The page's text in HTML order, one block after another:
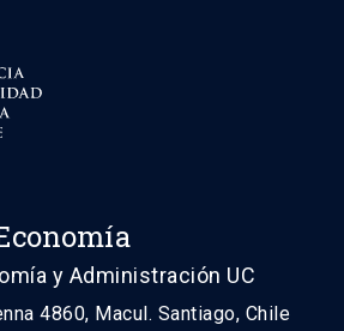
y Administración UC
4860, Macul. Santiago, Chile